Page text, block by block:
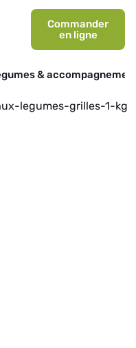
Commander
en ligne
&